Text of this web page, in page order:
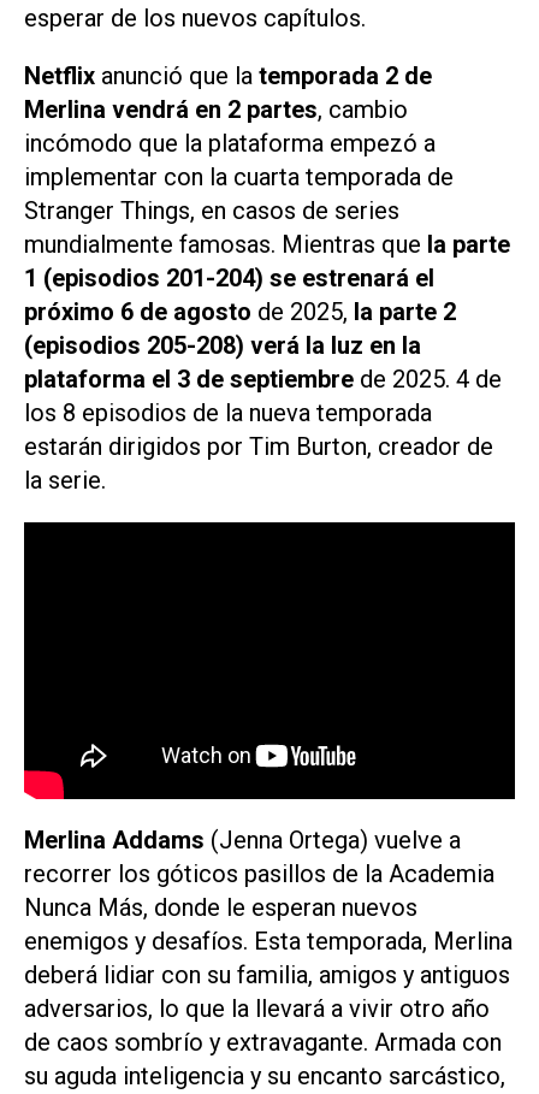
esperar de los nuevos capítulos.
Netflix anunció que la temporada 2 de
Merlina vendrá en 2 partes, cambio
incómodo que la plataforma empezó a
implementar con la cuarta temporada de
Stranger Things, en casos de series
mundialmente famosas. Mientras que la parte
1 (episodios 201-204) se estrenará el
próximo 6 de agosto de 2025, la parte 2
(episodios 205-208) verá la luz en la
plataforma el 3 de septiembre de 2025. 4 de
los 8 episodios de la nueva temporada
estarán dirigidos por Tim Burton, creador de
la serie.
Merlina Addams (Jenna Ortega) vuelve a
recorrer los góticos pasillos de la Academia
Nunca Más, donde le esperan nuevos
enemigos y desafíos. Esta temporada, Merlina
deberá lidiar con su familia, amigos y antiguos
adversarios, lo que la llevará a vivir otro año
de caos sombrío y extravagante. Armada con
su aguda inteligencia y su encanto sarcástico,